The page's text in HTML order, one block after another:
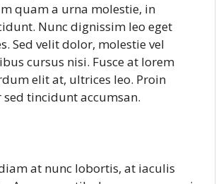
quam a urna molestie, in
Nunc dignissim leo eget
Sed velit dolor, molestie vel
cursus nisi. Fusce at lorem
elit at, ultrices leo. Proin
tincidunt accumsan.
at nunc lobortis, at iaculis